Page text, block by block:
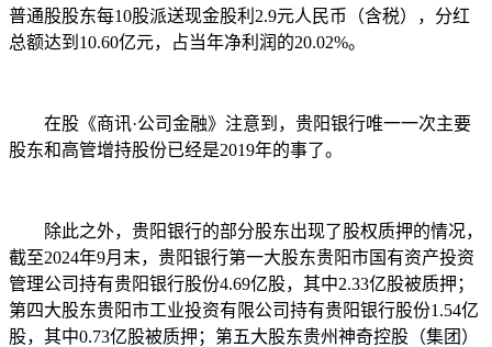
普通股股东每10股派送现金股利2.9元人民币（含税），分红
总额达到10.60亿元，占当年净利润的20.02%。
在股《商讯·公司金融》注意到，贵阳银行唯一一次主要
股东和高管增持股份已经是2019年的事了。
除此之外，贵阳银行的部分股东出现了股权质押的情况，
截至2024年9月末，贵阳银行第一大股东贵阳市国有资产投资
管理公司持有贵阳银行股份4.69亿股，其中2.33亿股被质押；
第四大股东贵阳市工业投资有限公司持有贵阳银行股份1.54亿
股，其中0.73亿股被质押；第五大股东贵州神奇控股（集团）